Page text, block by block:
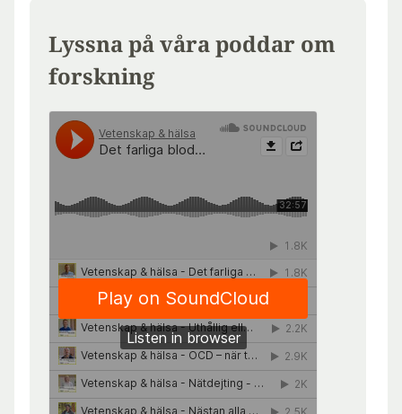
Lyssna på våra poddar om
forskning